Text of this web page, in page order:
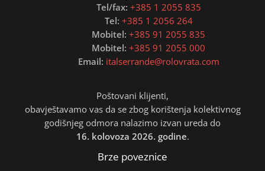
Tel/fax: +385 1 2055 835
Tel: +385 1 2056 264
Mobitel: +385 91 2055 835
Mobitel: +385 91 2055 000
Email: italserrande@rolovrata.com
Poštovani klijenti,
obavještavamo vas da se zbog korištenja kolektivnog
godišnjeg odmora nalazimo izvan ureda do
16. kolovoza 2026. godine.
Brze poveznice